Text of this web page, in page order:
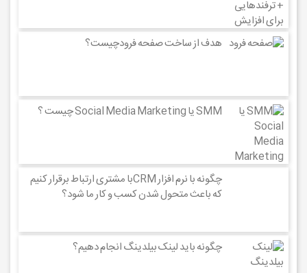
هدف از ساخت صفحه فرودچیست؟
SMM یا Social Media Marketing چیست ؟
چگونه با نرم افزار CRMبا مشتری ارتباط برقرار کنیم
که باعث متحول شدن کسب و کار ما شود؟
چگونه باید لینک بیلدینگ انجام دهیم؟